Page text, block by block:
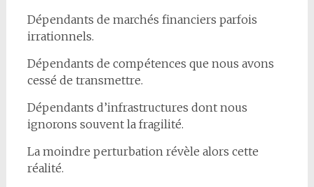
Dépendants de marchés financiers parfois
irrationnels.
Dépendants de compétences que nous avons
cessé de transmettre.
Dépendants d’infrastructures dont nous
ignorons souvent la fragilité.
La moindre perturbation révèle alors cette
réalité.